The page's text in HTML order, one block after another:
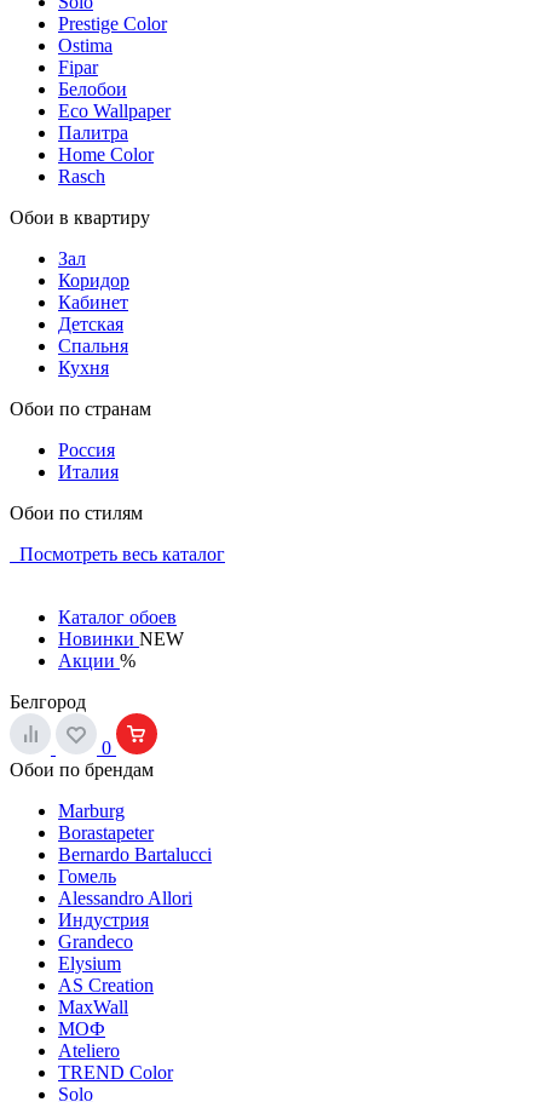
Prestige Color
Ostima
Fipar
Белобои
Eco Wallpaper
Палитра
Home Color
Rasch
Обои в квартиру
Зал
Коридор
Кабинет
Детская
Спальня
Кухня
Обои по странам
Россия
Италия
Обои по стилям
Посмотреть весь каталог
Каталог обоев
Новинки NEW
Акции %
Белгород
0
Обои по брендам
Marburg
Borastapeter
Bernardo Bartalucci
Гомель
Alessandro Allori
Индустрия
Grandeco
Elysium
AS Creation
MaxWall
МОФ
Ateliero
TREND Color
Solo